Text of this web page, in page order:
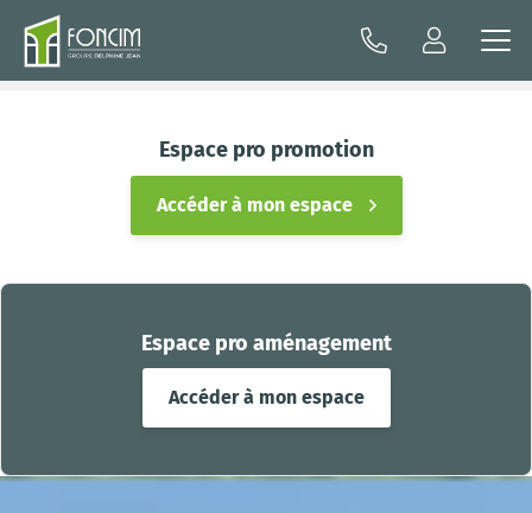
Espace pro aménagement
Accéder à mon espace
Espace pro promotion
Accéder à mon espace